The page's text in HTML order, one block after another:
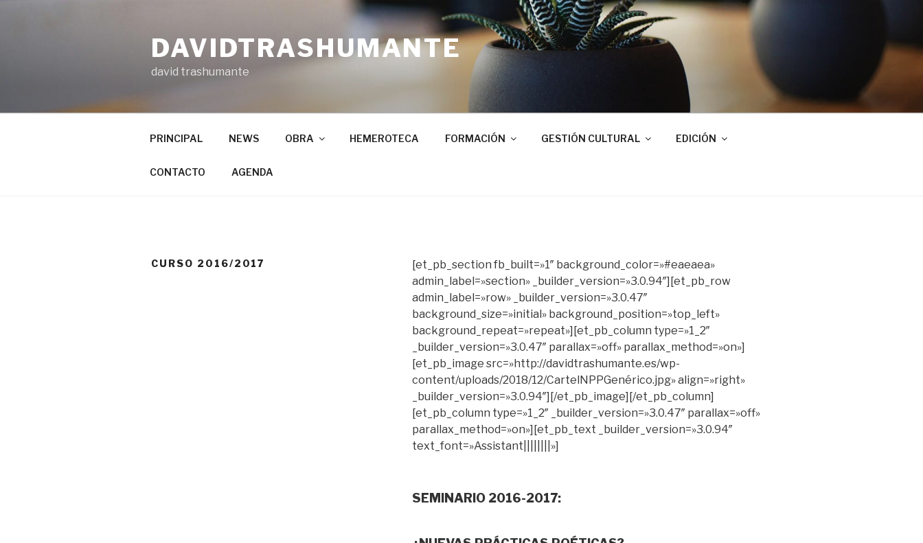
DAVIDTRASHUMANTE
david trashumante
PRINCIPAL NEWS OBRA HEMEROTECA FORMACIÓN GESTIÓN CULTURAL EDICIÓN
CONTACTO AGENDA
CURSO 2016/2017
[et_pb_section fb_built=»1″ background_color=»#eaeaea»
admin_label=»section» _builder_version=»3.0.94″][et_pb_row
admin_label=»row» _builder_version=»3.0.47″
background_size=»initial» background_position=»top_left»
background_repeat=»repeat»][et_pb_column type=»1_2″
_builder_version=»3.0.47″ parallax=»off» parallax_method=»on»]
[et_pb_image src=»http://davidtrashumante.es/wp-
content/uploads/2018/12/CartelNPPGenérico.jpg» align=»right»
_builder_version=»3.0.94″][/et_pb_image][/et_pb_column]
[et_pb_column type=»1_2″ _builder_version=»3.0.47″ parallax=»off»
parallax_method=»on»][et_pb_text _builder_version=»3.0.94″
text_font=»Assistant||||||||»]
SEMINARIO 2016-2017: